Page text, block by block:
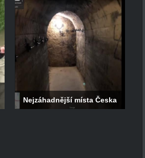
Nejzáhadnější místa Česka